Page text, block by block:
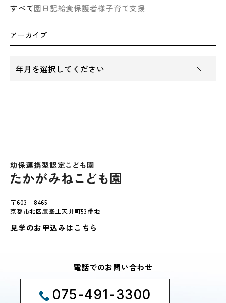
すべて園日記給食保護者様子育て支援
アーカイブ
〒603－8465
京都市北区鷹峯土天井町53番地
見学のお申込みはこちら
電話でのお問い合わせ
075-491-3300